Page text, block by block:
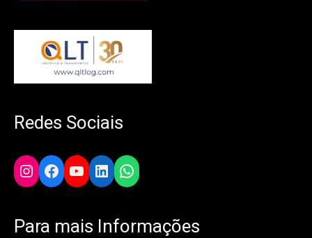
Redes Sociais
Instagram
Facebook
YouTube
LinkedIn
WhatsApp
Para mais Informações